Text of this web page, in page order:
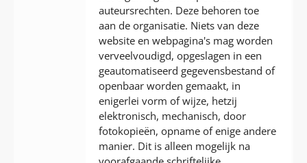
auteursrechten. Deze behoren toe
aan de organisatie. Niets van deze
website en webpagina's mag worden
verveelvoudigd, opgeslagen in een
geautomatiseerd gegevensbestand of
openbaar worden gemaakt, in
enigerlei vorm of wijze, hetzij
elektronisch, mechanisch, door
fotokopieën, opname of enige andere
manier. Dit is alleen mogelijk na